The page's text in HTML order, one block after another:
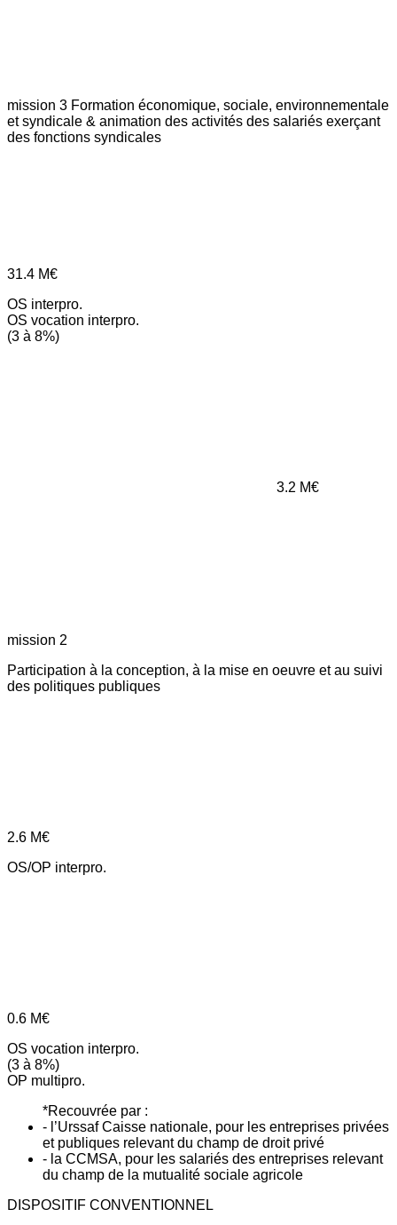
mission 3 Formation économique, sociale, environnementale
et syndicale & animation des activités des salariés exerçant
des fonctions syndicales
31.4 M€
OS interpro.
OS vocation interpro.
(3 à 8%)
3.2 M€
mission 2
Participation à la conception, à la mise en oeuvre et au suivi
des politiques publiques
2.6 M€
OS/OP interpro.
0.6 M€
OS vocation interpro.
(3 à 8%)
OP multipro.
*Recouvrée par :
- l’Urssaf Caisse nationale, pour les entreprises privées
et publiques relevant du champ de droit privé
- la CCMSA, pour les salariés des entreprises relevant
du champ de la mutualité sociale agricole
DISPOSITIF CONVENTIONNEL